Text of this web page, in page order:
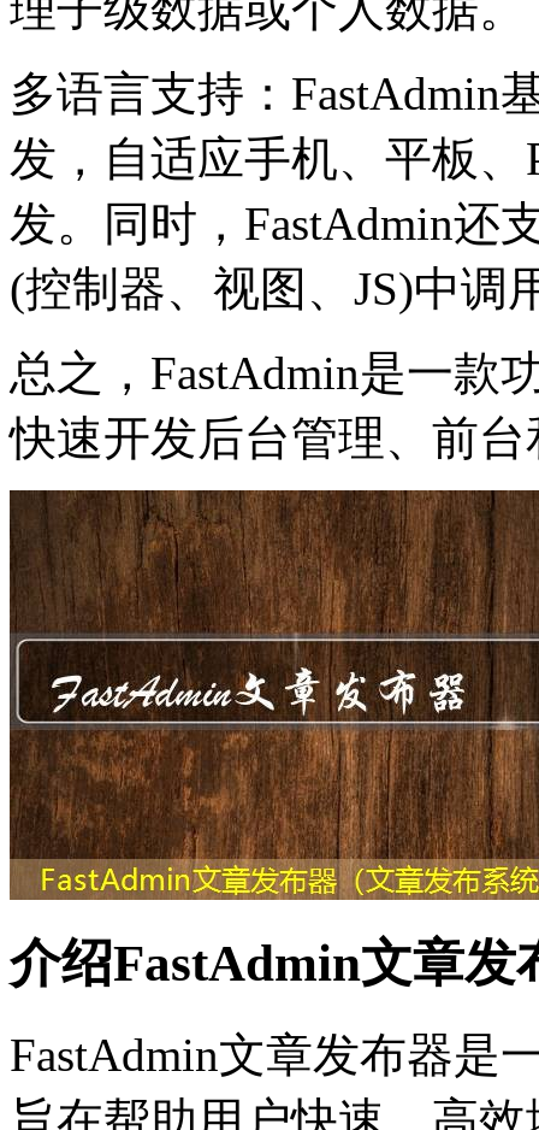
多语言支持：FastAdmin
发，自适应手机、平板
发。同时，FastAdmin还
(控制器、视图、JS)中调
总之，FastAdmin是一款
快速开发后台管理、前
介绍FastAdmin文章发
FastAdmin文章发布器是
旨在帮助用户快速、高